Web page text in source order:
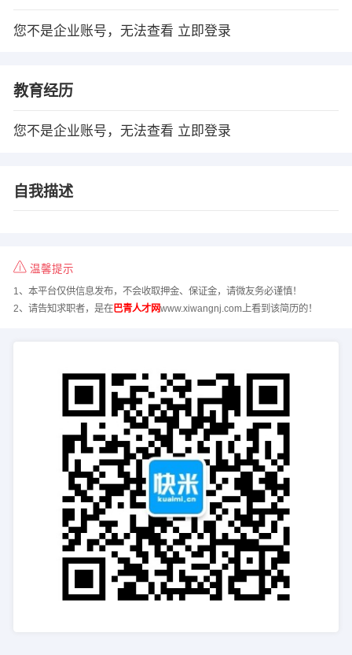
您不是企业账号，无法查看 立即登录
教育经历
您不是企业账号，无法查看 立即登录
自我描述
温馨提示
1、本平台仅供信息发布，不会收取押金、保证金，请微友务必谨慎！
2、请告知求职者，是在巴青人才网www.xiwangnj.com上看到该简历的！